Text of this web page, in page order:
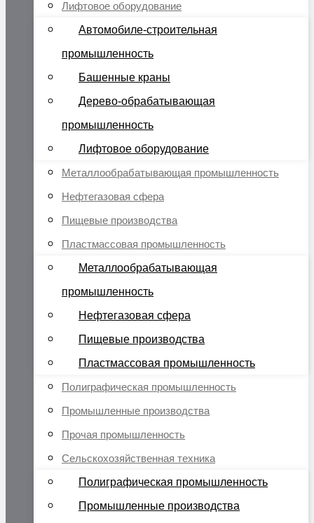
Лифтовое оборудование
Автомобиле-строительная
промышленность
Башенные краны
Дерево-обрабатывающая
промышленность
Лифтовое оборудование
Металлообрабатывающая промышленность
Нефтегазовая сфера
Пищевые производства
Пластмассовая промышленность
Металлообрабатывающая
промышленность
Нефтегазовая сфера
Пищевые производства
Пластмассовая промышленность
Полиграфическая промышленность
Промышленные производства
Прочая промышленность
Сельскохозяйственная техника
Полиграфическая промышленность
Промышленные производства